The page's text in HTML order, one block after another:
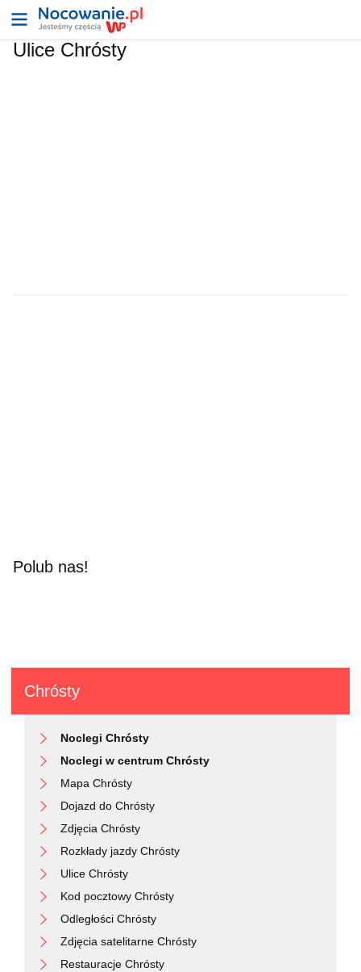
Ulice Chrósty
Polub nas!
Chrósty
Noclegi Chrósty
Noclegi w centrum Chrósty
Mapa Chrósty
Dojazd do Chrósty
Zdjęcia Chrósty
Rozkłady jazdy Chrósty
Ulice Chrósty
Kod pocztowy Chrósty
Odległości Chrósty
Zdjęcia satelitarne Chrósty
Restauracje Chrósty